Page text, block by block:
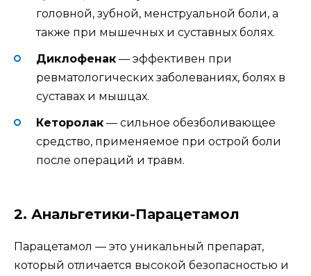
головной, зубной, менструальной боли, а
также при мышечных и суставных болях.
Диклофенак — эффективен при
ревматологических заболеваниях, болях в
суставах и мышцах.
Кеторолак — сильное обезболивающее
средство, применяемое при острой боли
после операций и травм.
2. Анальгетики-Парацетамол
Парацетамол — это уникальный препарат,
который отличается высокой безопасностью и